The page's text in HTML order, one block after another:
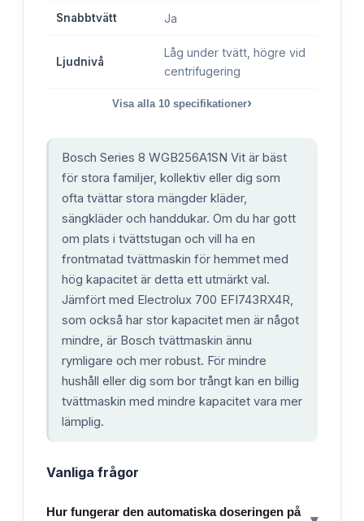
Snabbtvätt Ja
Ljudnivå
Låg under tvätt, högre vid
centrifugering
Visa alla 10 specifikationer›
Bosch Series 8 WGB256A1SN Vit är bäst
för stora familjer, kollektiv eller dig som
ofta tvättar stora mängder kläder,
sängkläder och handdukar. Om du har gott
om plats i tvättstugan och vill ha en
frontmatad tvättmaskin för hemmet med
hög kapacitet är detta ett utmärkt val.
Jämfört med Electrolux 700 EFI743RX4R,
som också har stor kapacitet men är något
mindre, är Bosch tvättmaskin ännu
rymligare och mer robust. För mindre
hushåll eller dig som bor trångt kan en billig
tvättmaskin med mindre kapacitet vara mer
lämplig.
Vanliga frågor
Hur fungerar den automatiska doseringen på